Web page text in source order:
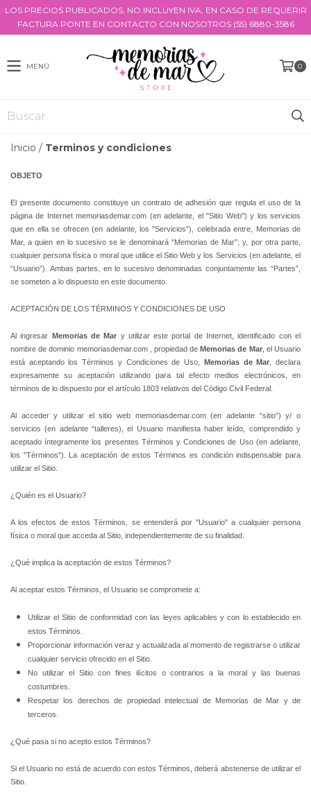
LOS PRECIOS PUBLICADOS, NO INCLUYEN IVA, EN CASO DE REQUERIR
FACTURA PONTE EN CONTACTO CON NOSOTROS (55) 6880-3586
MENÚ 0
Inicio / Terminos y condiciones
OBJETO
El presente documento constituye un contrato de adhesión que regula el uso de la
página de Internet memoriasdemar.com (en adelante, el "Sitio Web") y los servicios
que en ella se ofrecen (en adelante, los "Servicios"), celebrada entre, Memorias de
Mar, a quien en lo sucesivo se le denominará “Memorias de Mar”; y, por otra parte,
cualquier persona física o moral que utilice el Sitio Web y los Servicios (en adelante, el
“Usuario”). Ambas partes, en lo sucesivo denominadas conjuntamente las “Partes”,
se someten a lo dispuesto en este documento.
ACEPTACIÓN DE LOS TÉRMINOS Y CONDICIONES DE USO
Al ingresar Memorias de Mar y utilizar este portal de Internet, identificado con el
nombre de dominio memoriasdemar.com , propiedad deMemorias de Mar, el Usuario
está aceptando los Términos y Condiciones de Uso, Memorias de Mar , declara
expresamente su aceptación utilizando para tal efecto medios electrónicos, en
términos de lo dispuesto por el artículo 1803 relativos del Código Civil Federal.
Al acceder y utilizar el sitio web memoriasdemar.com (en adelante “sitio”) y/ o
servicios (en adelante “talleres), el Usuario manifiesta haber leído, comprendido y
aceptado íntegramente los presentes Términos y Condiciones de Uso (en adelante,
los "Términos"). La aceptación de estos Términos es condición indispensable para
utilizar el Sitio.
¿Quién es el Usuario?
A los efectos de estos Términos, se entenderá por "Usuario" a cualquier persona
física o moral que acceda al Sitio, independientemente de su finalidad.
¿Qué implica la aceptación de estos Términos?
Al aceptar estos Términos, el Usuario se compromete a:
Utilizar el Sitio de conformidad con las leyes aplicables y con lo establecido en
estos Términos.
Proporcionar información veraz y actualizada al momento de registrarse o utilizar
cualquier servicio ofrecido en el Sitio.
No utilizar el Sitio con fines ilícitos o contrarios a la moral y las buenas
costumbres.
Respetar los derechos de propiedad intelectual de Memorias de Mar y de
terceros.
¿Qué pasa si no acepto estos Términos?
Si el Usuario no está de acuerdo con estos Términos, deberá abstenerse de utilizar el
Sitio.